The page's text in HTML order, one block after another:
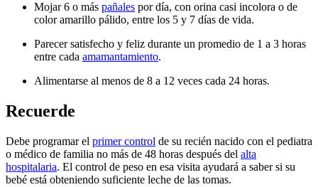
Mojar 6 o más pañales por día, con orina casi incolora o de
color amarillo pálido, entre los 5 y 7 días de vida.
Parecer satisfecho y feliz durante un promedio de 1 a 3 horas
entre cada amamantamiento.
Alimentarse al menos de 8 a 12 veces cada 24 horas.
Recu​​erde
Debe programar el primer control de su recién nacido con el pediatra
o médico de familia n​​o más de 48 horas después del alta
hospitalaria. El control de peso en esa visita ayudará a saber si su
bebé está obteniendo suficiente leche de las tomas.